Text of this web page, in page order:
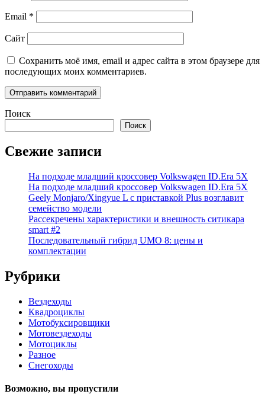
Email *
Сайт
Сохранить моё имя, email и адрес сайта в этом браузере для
последующих моих комментариев.
Поиск
Поиск
Свежие записи
На подходе младший кроссовер Volkswagen ID.Era 5X
На подходе младший кроссовер Volkswagen ID.Era 5X
Geely Monjaro/Xingyue L с приставкой Plus возглавит
семейство модели
Рассекречены характеристики и внешность ситикара
smart #2
Последовательный гибрид UMO 8: цены и
комплектации
Рубрики
Вездеходы
Квадроциклы
Мотобуксировщики
Мотовездеходы
Мотоциклы
Разное
Снегоходы
Возможно, вы пропустили